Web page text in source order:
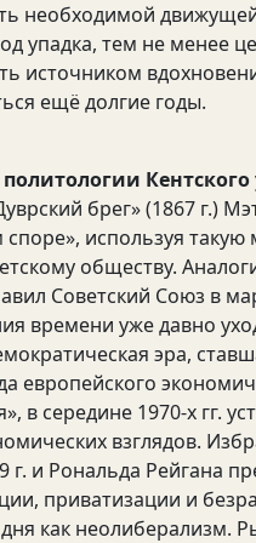
необходимой
упадка, тем не менее
источником
ещё долгие годы.
Кентского
брег» (1867 г.)
используя
обществу.
Советский Союз в
времени уже давно
эра,
в середине 1970-х гг.
взглядов.
и Рональда Рейгана
приватизации и
как